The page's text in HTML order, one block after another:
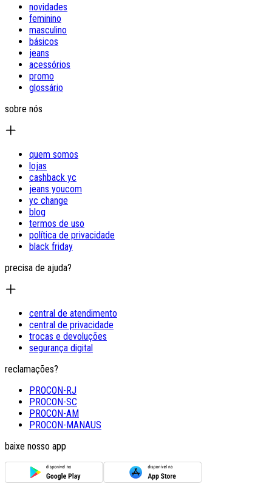
novidades
feminino
masculino
básicos
jeans
acessórios
promo
glossário
sobre nós
quem somos
lojas
cashback yc
jeans youcom
yc change
blog
termos de uso
política de privacidade
black friday
precisa de ajuda?
central de atendimento
central de privacidade
trocas e devoluções
segurança digital
reclamações?
PROCON-RJ
PROCON-SC
PROCON-AM
PROCON-MANAUS
baixe nosso app